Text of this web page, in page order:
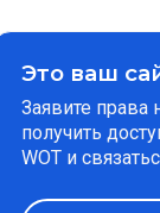
Это ваш
Заявите права
получить
WOT и